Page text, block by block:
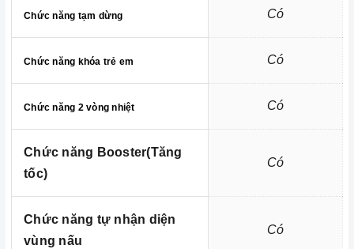
Chức năng tạm dừng Có
Chức năng khóa trẻ em Có
Chức năng 2 vòng nhiệt Có
Chức năng Booster(Tăng
tốc)
Có
Chức năng tự nhận diện
vùng nấu
Có